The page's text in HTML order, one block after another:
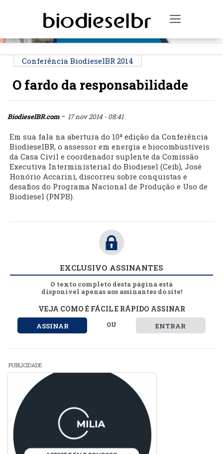
Toggle
Conferência BiodieselBR 2014
O fardo da responsabilidade
BiodieselBR.com- 17 nov 2014 - 08:41
Em sua fala na abertura do 10ª edição da Conferência
BiodieselBR, o assessor em energia e biocombustíveis
da Casa Civil e coordenador suplente da Comissão
Executiva Interministerial do Biodiesel (Ceib), José
Honório Accarini, discorreu sobre conquistas e
desafios do Programa Nacional de Produção e Uso de
Biodiesel (PNPB).
EXCLUSIVO ASSINANTES
O texto completo desta página está
disponível apenas aos assinantes do site!
VEJA COMO É FÁCIL E RÁPIDO ASSINAR
ASSINAR OU ENTRAR
PUBLICIDADE